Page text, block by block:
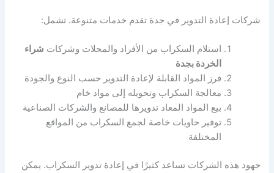
شركات إعادة التدوير في جدة تقدم خدمات متنوعة. تشمل:
استلام السكراب من الأفراد والمحلات وشركات شراء
الخردة بجدة
فرز المواد القابلة لإعادة التدوير حسب النوع والجودة
معالجة السكراب وتحويله إلى مواد خام
بيع المواد المعاد تدويرها للمصانع والشركات الصناعية
توفير حاويات خاصة لجمع السكراب من المواقع
المختلفة
جهود هذه الشركات تساعد كثيرًا في إعادة تدوير السكراب. يمكن